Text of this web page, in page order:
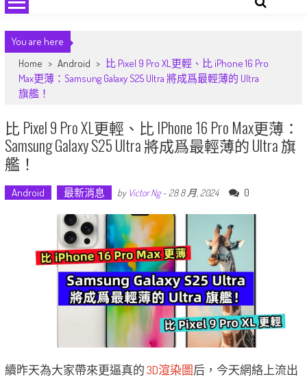
You are here
Home > Android > 比 Pixel 9 Pro XL更輕、比 iPhone 16 Pro
Max更薄：Samsung Galaxy S25 Ultra 將成爲最輕薄的 Ultra
旗艦！
比 Pixel 9 Pro XL更輕、比 IPhone 16 Pro Max更薄：
Samsung Galaxy S25 Ultra 將成爲最輕薄的 Ultra 旗
艦！
Android 最新消息 by Victor Ng- 28 8 月, 2024 0
續昨天為大家帶來更逼真的3D渲染圖后，今天網絡上流出